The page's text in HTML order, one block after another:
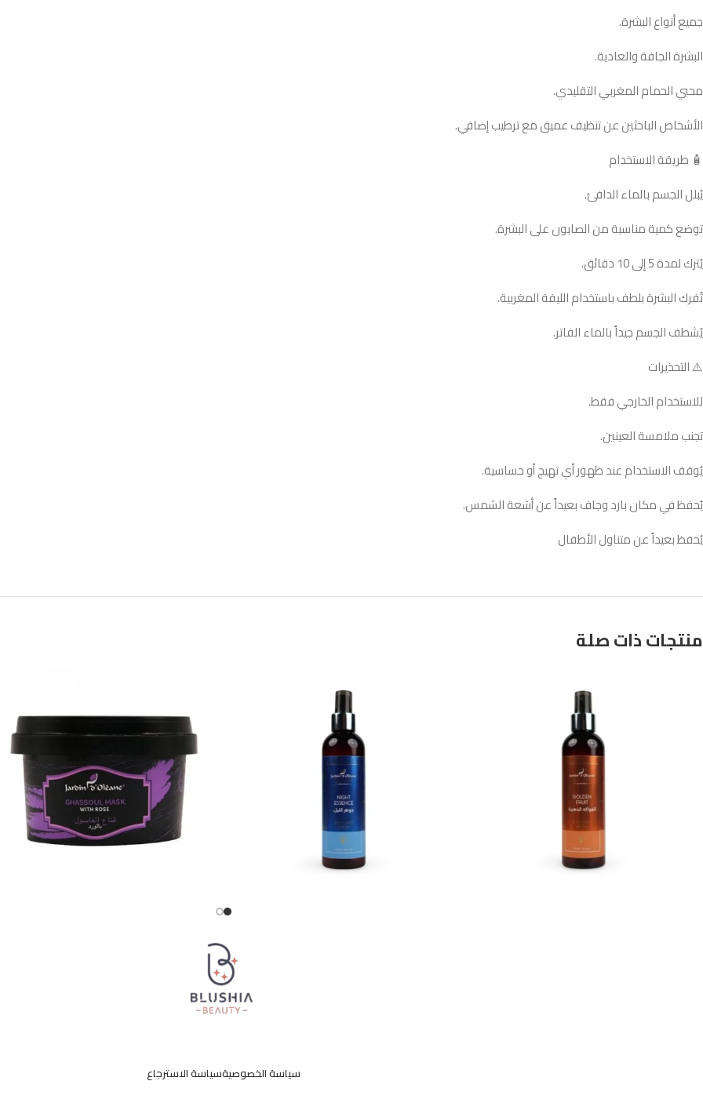
جميع أنواع البشرة.
البشرة الجافة والعادية.
محبي الحمام المغربي التقليدي.
الأشخاص الباحثين عن تنظيف عميق مع ترطيب إضافي.
🧴 طريقة الاستخدام
يُبلل الجسم بالماء الدافئ.
توضع كمية مناسبة من الصابون على البشرة.
يُترك لمدة 5 إلى 10 دقائق.
تُفرك البشرة بلطف باستخدام الليفة المغربية.
يُشطف الجسم جيداً بالماء الفاتر.
⚠️ التحذيرات
للاستخدام الخارجي فقط.
تجنب ملامسة العينين.
يُوقف الاستخدام عند ظهور أي تهيج أو حساسية.
يُحفظ في مكان بارد وجاف بعيداً عن أشعة الشمس.
يُحفظ بعيداً عن متناول الأطفال
منتجات ذات صلة
سياسة الخصوصيةسياسة الاسترجاع